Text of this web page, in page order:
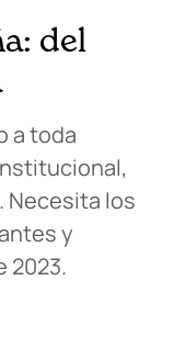
del
a toda
Necesita los
y
2023.